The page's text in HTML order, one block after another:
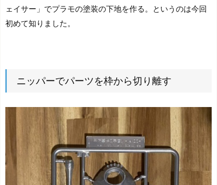
ェイサー」でプラモの塗装の下地を作る。というのは今回
初めて知りました。
ニッパーでパーツを枠から切り離す